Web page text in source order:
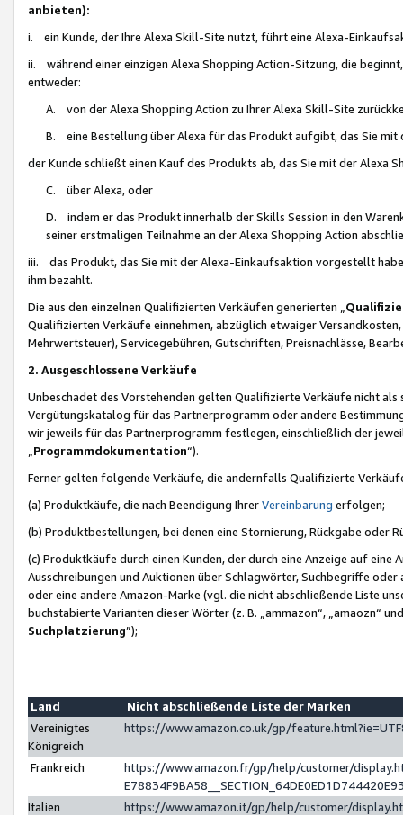
anbieten):
i. ein Kunde, der Ihre Alexa Skill-Site nutzt, führt eine Alexa-
ii. während einer einzigen Alexa Shopping Action-Sitzung, die
entweder:
A. von der Alexa Shopping Action zu Ihrer Alexa Skill-Site
B. eine Bestellung über Alexa für das Produkt aufgibt, das Sie mit
der Kunde schließt einen Kauf des Produkts ab, das Sie mit der Alexa
C. über Alexa, oder
D. indem er das Produkt innerhalb der Skills Session in den
seiner erstmaligen Teilnahme an der Alexa Shopping Action
iii. das Produkt, das Sie mit der Alexa-Einkaufsaktion vorgestellt
ihm bezahlt.
Die aus den einzelnen Qualifizierten Verkäufen generierten „
Qualifizierten Verkäufe einnehmen, abzüglich etwaiger
Mehrwertsteuer), Servicegebühren, Gutschriften, Preisnachlässe,
2. Ausgeschlossene Verkäufe
Unbeschadet des Vorstehenden gelten Qualifizierte Verkäufe nicht
Vergütungskatalog für das Partnerprogramm oder andere
wir jeweils für das Partnerprogramm festlegen, einschließlich der
Programmdokumentation“).
Ferner gelten folgende Verkäufe, die andernfalls Qualifizierte
(a) Produktkäufe, die nach Beendigung IhrerVereinbarung erfolgen;
(b) Produktbestellungen, bei denen eine Stornierung, Rückgabe oder
(c) Produktkäufe durch einen Kunden, der durch eine Anzeige auf
Ausschreibungen und Auktionen über Schlagwörter, Suchbegriffe
oder eine andere Amazon-Marke (vgl. die nicht abschließende Liste
buchstabierte Varianten dieser Wörter (z. B. „ammazon“, „amaozn“
Suchplatzierung”);
Land
Nicht abschließende Liste der Marken
Vereinigtes
Königreich
https://www.amazon.co.uk/gp/
Frankreich
https://www.amazon.fr/gp/help/customer/
Italien
https://www.amazon.it/gp/help/customer/